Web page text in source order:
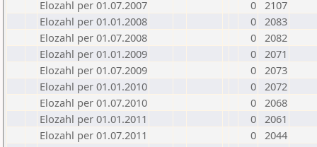
Elozahl per 01.07.2007
0 2107
Elozahl per 01.01.2008
0 2083
Elozahl per 01.07.2008
0 2082
Elozahl per 01.01.2009
0 2071
Elozahl per 01.07.2009
0 2073
Elozahl per 01.01.2010
0 2072
Elozahl per 01.07.2010
0 2068
Elozahl per 01.01.2011
0 2061
Elozahl per 01.07.2011
0 2044